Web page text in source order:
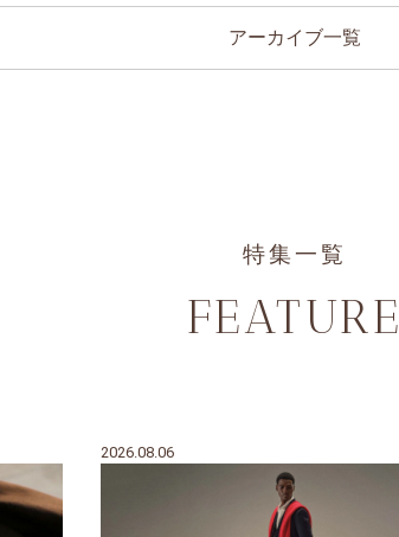
アーカイブ一覧
特集一覧
FEATURE
2026.08.06